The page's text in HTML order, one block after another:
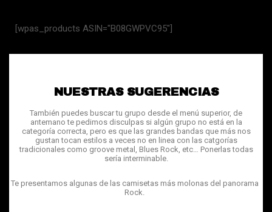
[wpas_products ASIN="B08GWPVC95"]
NUESTRAS SUGERENCIAS
También puedes buscar tu grupo desde el menú superior, de
antemano te pedimos disculpas si algún grupo no está en la
categoría correcta, pero es que las grandes bandas que más nos
gustan tocan estilos a veces no en linea con las catgorías
tradicionales como groove metal, Blues Rock, etc… Ponerlas todas
sería interminable.
Te presentamos algunas de las camisetas más molonas del panorama
Rock.